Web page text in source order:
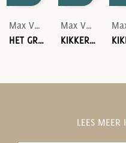
Max Velthuijs
HET GROTE FLAPJESBOEK VAN KIKKER
Max Velthuijs
KIKKER EN HET VOGELTJE
LEES MEER